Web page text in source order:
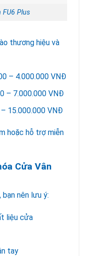
Plus
thương hiệu và
– 4.000.000 VNĐ
– 7.000.000 VNĐ
15.000.000 VNĐ
hoặc hỗ trợ miễn
Cửa Vân
nên lưu ý:
liệu cửa
tay